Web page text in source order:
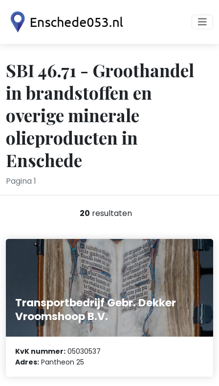
SBI 46.71 - Groothandel
in brandstoffen en
overige minerale
olieproducten in
Enschede
Pagina 1
20 resultaten
Transportbedrijf Gebr. Dekker
Vroomshoop B.V.
KvK nummer: 05030537
Adres: Pantheon 25